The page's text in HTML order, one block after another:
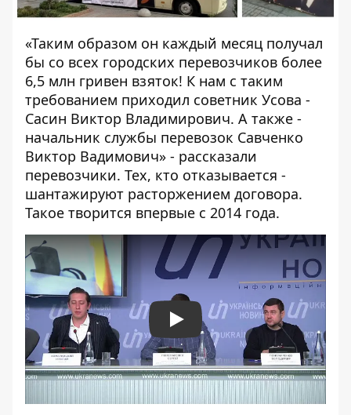
«Таким образом он каждый месяц получал
бы со всех городских перевозчиков более
6,5 млн гривен взяток! К нам с таким
требованием приходил советник Усова -
Сасин Виктор Владимирович. А также -
начальник службы перевозок Савченко
Виктор Вадимович» - рассказали
перевозчики. Тех, кто отказывается -
шантажируют расторжением договора.
Такое творится впервые с 2014 года.
Play